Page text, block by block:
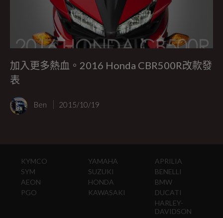
加入更多熱血。2016 Honda CBR500R改款發
表
Ben 2015/10/19
KYMCO
SYM
AEON
PGO
YAMAHA
SUZUKI
HONDA
KAWASAKI
APRILIA
BENELLI
BMW
DUCATI
HARLEY-
DAVIDSON